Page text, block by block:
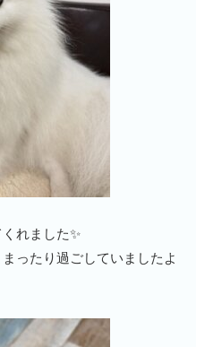
れました✨
ったり過ごしていましたよ